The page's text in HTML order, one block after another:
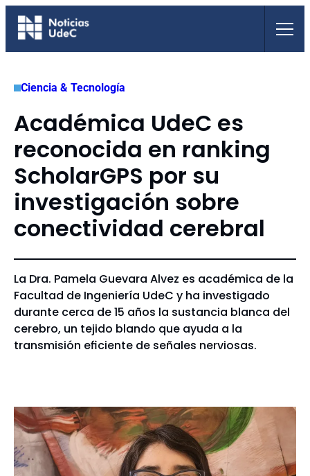
Saltar
Ciencia & Tecnología
Académica UdeC es
reconocida en ranking
ScholarGPS por su
investigación sobre
conectividad cerebral
La Dra. Pamela Guevara Alvez es académica de la
Facultad de Ingeniería UdeC y ha investigado
durante cerca de 15 años la sustancia blanca del
cerebro, un tejido blando que ayuda a la
transmisión eficiente de señales nerviosas.